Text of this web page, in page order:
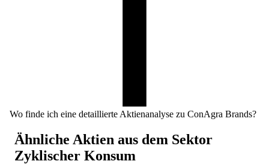
Wo finde ich eine detaillierte Aktienanalyse zu ConAgra Brands?
Ähnliche Aktien aus dem Sektor
Zyklischer Konsum